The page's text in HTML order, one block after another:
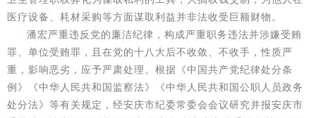
医疗设备、耗材采购等方面谋取利益并非法收受巨额财物。
潘宏严重违反党的廉洁纪律，构成严重职务违法并涉嫌受贿
罪、单位受贿罪，且在党的十八大后不收敛、不收手，性质严
重，影响恶劣，应予严肃处理。根据《中国共产党纪律处分条
例》《中华人民共和国监察法》《中华人民共和国公职人员政务
处分法》等有关规定，经安庆市纪委常委会会议研究并报安庆市